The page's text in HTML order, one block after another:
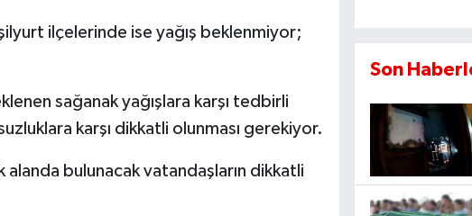
ilçelerinde ise yağış beklenmiyor;
sağanak yağışlara karşı tedbirli
karşı dikkatli olunması gerekiyor.
alanda bulunacak vatandaşların dikkatli
Son